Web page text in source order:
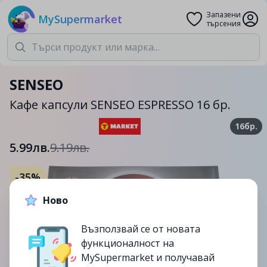
MySupermarket
Запазени
търсения
SENSEO
Кафе капсули SENSEO ESPRESSO 16 бр.
16бр.
5.99лв.9.19лв.
-35%
18/12
Ново
Възползвай се от новата
функционалност на
MySupermarket и получавай